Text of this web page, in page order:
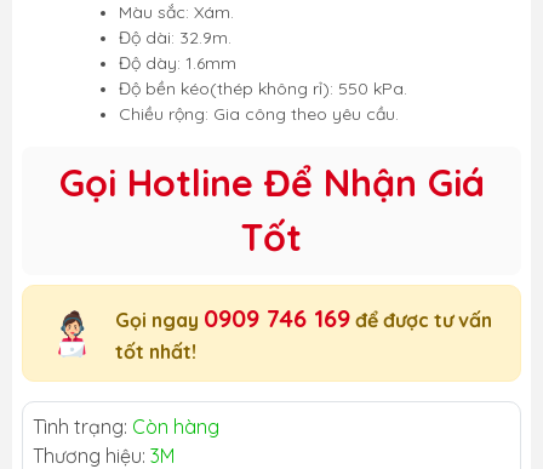
Màu sắc: Xám.
Độ dài: 32.9m.
Độ dày: 1.6mm
Độ bền kéo(thép không rỉ): 550 kPa.
Chiều rộng: Gia công theo yêu cầu.
Gọi Hotline Để Nhận Giá
Tốt
Gọi ngay 0909 746 169 để được tư vấn
tốt nhất!
Tình trạng: Còn hàng
Thương hiệu: 3M